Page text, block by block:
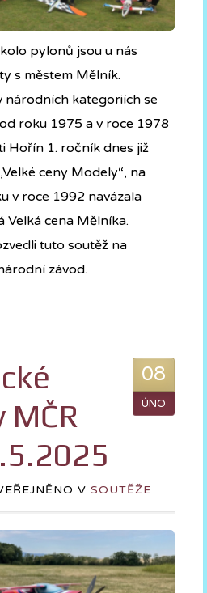
pylonů jsou u nás
s městem Mělník.
národních kategoriích se
roku 1975 a v roce 1978
Hořín 1. ročník dnes již
ceny Modely“, na
v roce 1992 navázala
Velká cena Mělníka.
tuto soutěž na
závod.
08
ÚNO
V SOUTĚŽE